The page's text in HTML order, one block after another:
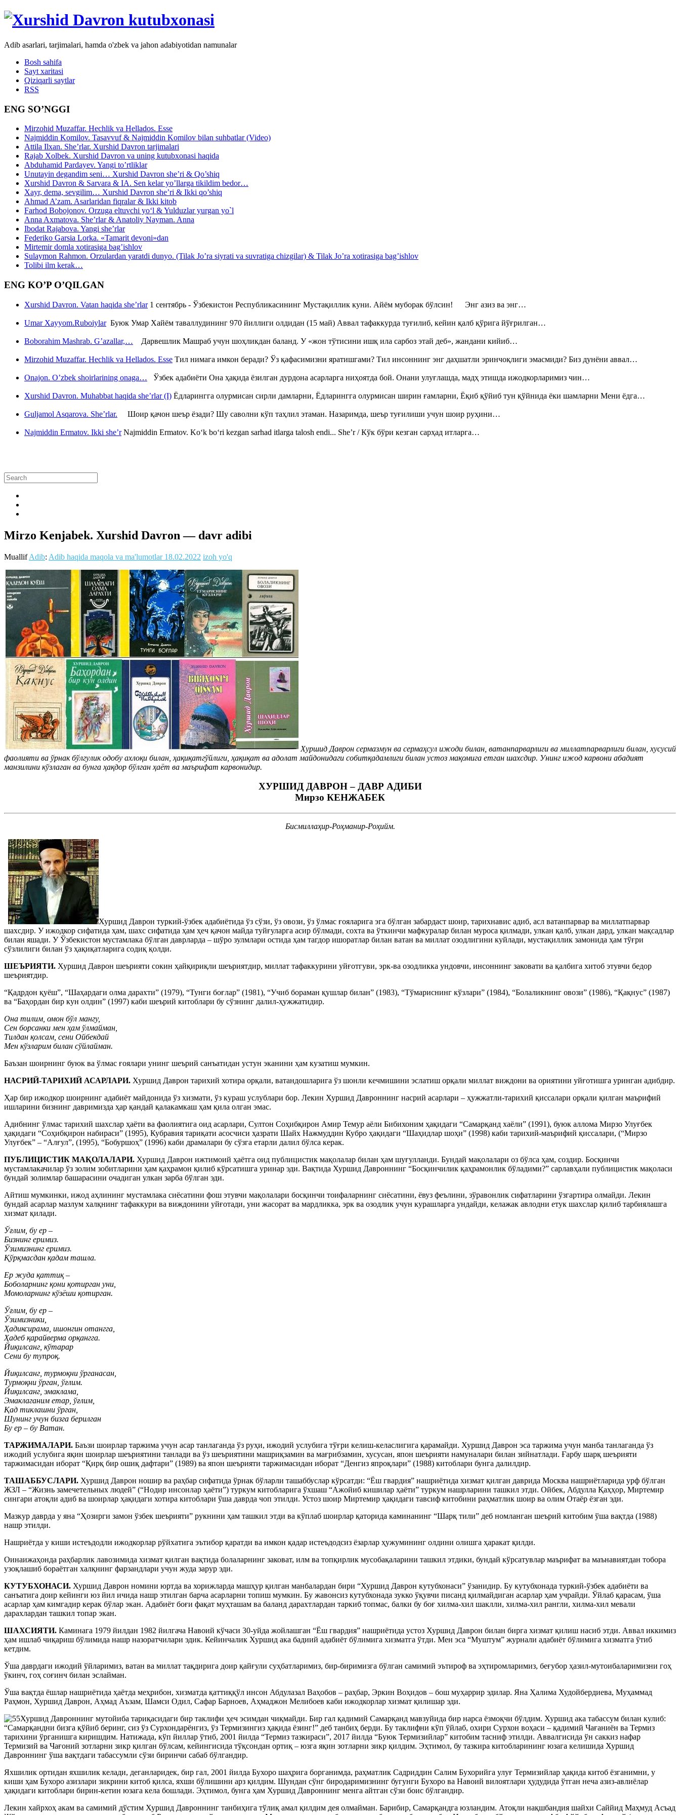
Adib asarlari, tarjimalari, hamda o'zbek va jahon adabiyotidan namunalar
Bosh sahifa
Sayt xaritasi
Qiziqarli saytlar
RSS
ENG SO’NGGI
Mirzohid Muzaffar. Hechlik va Hellados. Esse
Najmiddin Komilov. Tasavvuf & Najmiddin Komilov bilan suhbatlar (Video)
Attila Ilxan. She’rlar. Xurshid Davron tarjimalari
Rajab Xolbek. Xurshid Davron va uning kutubxonasi haqida
Abduhamid Pardayev. Yangi to’rtliklar
Unutayin degandim seni… Xurshid Davron she’ri & Qo’shiq
Xurshid Davron & Sarvara & IA. Sen kelar yo’llarga tikildim bedor…
Xayr, dema, sevgilim… Xurshid Davron she’ri & Ikki qo’shiq
Ahmad A’zam. Asarlaridan fiqralar & Ikki kitob
Farhod Bobojonov. Orzuga eltuvchi yo‘l & Yulduzlar yurgan yo`l
Anna Axmatova. She’rlar & Anatoliy Nayman. Anna
Ibodat Rajabova. Yangi she’rlar
Federiko Garsia Lorka. «Tamarit devoni»dan
Mirtemir domla xotirasiga bag’ishlov
Sulaymon Rahmon. Orzulardan yaratdi dunyo. (Tilak Jo’ra siyrati va suvratiga chizgilar) & Tilak Jo’ra xotirasiga bag’ishlov
Tolibi ilm kerak…
ENG KO’P O’QILGAN
Xurshid Davron. Vatan haqida she’rlar1 сентябрь - Ўзбекистон Республикасининг Мустақиллик куни. Айём муборак бўлсин! Энг азиз ва энг…
Umar Xayyom.RuboiylarБуюк Умар Хайём таваллудининг 970 йиллиги олдидан (15 май) Аввал тафаккурда туғилиб, кейин қалб қўрига йўғрилган…
Boborahim Mashrab. G’azallar,… Дарвешлик Машраб учун шоҳликдан баланд. У «жон тўтисини ишқ ила сарбоз этай деб», жандани кийиб…
Mirzohid Muzaffar. Hechlik va Hellados. Esse Тил нимага имкон беради? Ўз қафасимизни яратишгами? Тил инсоннинг энг даҳшатли эринчоқлиги эмасмиди? Биз дунёни аввал…
Onajon. O’zbek shoirlarining onaga… Ўзбек адабиёти Она ҳақида ёзилган дурдона асарларга ниҳоятда бой. Онани улуғлашда, мадҳ этишда ижодкорларимиз чин…
Xurshid Davron. Muhabbat haqida she’rlar (I) Ёдларингга олурмисан сирли дамларни, Ёдларингга олурмисан ширин ғамларни, Ёқиб қўйиб тун қўйнида ёки шамларни Мени ёдга…
Guljamol Asqarova. She’rlar. Шоир қачон шеър ёзади? Шу саволни кўп таҳлил этаман. Назаримда, шеър туғилиши учун шоир руҳини…
Najmiddin Ermatov. Ikki she’rNajmiddin Ermatov. Ko‘k bo‘ri kezgan sarhad itlarga talosh endi... She’r / Кўк бўри кезган сарҳад итларга…
Mirzo Kenjabek. Xurshid Davron — davr adibi
MuallifAdib: Adib haqida maqola va ma'lumotlar 18.02.2022 izoh yo'q
Хуршид Даврон сермазмун ва сермаҳсул ижоди билан, ватанпарварлиги ва миллатпарварлиги билан, хусусий
фаолияти ва ўрнак бўлгулик одобу ахлоқи билан, ҳақиқатгўйлиги, ҳақиқат ва адолат майдонидаги собитқадамлиги билан устоз мақомига етган шахсдир. Унинг ижод карвони абадият
манзилини кўзлаган ва бунга ҳақдор бўлган ҳаёт ва маърифат карвонидир.
ХУРШИД ДАВРОН – ДАВР АДИБИ
Мирзо КЕНЖАБЕК
Бисмиллаҳир-Роҳманир-Роҳийм.
Хуршид Даврон туркий-ўзбек адабиётида ўз сўзи, ўз овози, ўз ўлмас ғояларига эга бўлган забардаст шоир, тарихнавис адиб, асл ватанпарвар ва миллатпарвар
шахсдир. У ижодкор сифатида ҳам, шахс сифатида ҳам ҳеч қачон майда туйғуларга асир бўлмади, сохта ва ўткинчи мафкуралар билан муроса қилмади, улкан қалб, улкан дард, улкан мақсадлар
билан яшади. У Ўзбекистон мустамлака бўлган даврларда – шўро зулмлари остида ҳам тагдор ишоратлар билан ватан ва миллат озодлигини куйлади, мустақиллик замонида ҳам тўғри
сўзлилиги билан ўз ҳақиқатларига содиқ қолди.
ШЕЪРИЯТИ. Хуршид Даврон шеърияти сокин ҳайқириқли шеъриятдир, миллат тафаккурини уйғотгуви, эрк-ва озодликка ундовчи, инсоннинг заковати ва қалбига хитоб этувчи бедор
шеъриятдир.
“Қадрдон қуёш”, “Шаҳардаги олма дарахти” (1979), “Тунги боғлар” (1981), “Учиб бораман қушлар билан” (1983), “Тўмариснинг кўзлари” (1984), “Болаликнинг овози” (1986), “Қақнус” (1987)
ва “Баҳордан бир кун олдин” (1997) каби шеърий китоблари бу сўзнинг далил-ҳужжатидир.
Она тилим, омон бўл мангу,
Сен борсанки мен ҳам ўлмайман,
Тилдан қолсам, сени Ойбекдай
Мен кўзларим билан сўйлайман.
Баъзан шоирнинг буюк ва ўлмас ғоялари унинг шеърий санъатидан устун эканини ҳам кузатиш мумкин.
НАСРИЙ-ТАРИХИЙ АСАРЛАРИ. Хуршид Даврон тарихий хотира орқали, ватандошларига ўз шонли кечмишини эслатиш орқали миллат виждони ва ориятини уйғотишга уринган адибдир.
Ҳар бир ижодкор шоирнинг адабиёт майдонида ўз хизмати, ўз кураш услублари бор. Лекин Хуршид Давроннинг насрий асарлари – ҳужжатли-тарихий қиссалари орқали қилган маърифий
ишларини бизнинг давримизда ҳар қандай қалакамкаш ҳам қила олган эмас.
Адибнинг ўлмас тарихий шахслар ҳаёти ва фаолиятига оид асарлари, Султон Соҳибқирон Амир Темур аёли Бибихоним ҳақидаги “Самарқанд хаёли” (1991), буюк аллома Мирзо Улуғбек
ҳақидаги “Соҳибқирон набираси” (1995), Кубравия тариқати асосчиси ҳазрати Шайх Нажмуддин Кубро ҳақидаги “Шаҳидлар шоҳи” (1998) каби тарихий-маърифий қиссалари, (“Мирзо
Улуғбек” – “Алғул”, (1995), “Бобуршоҳ” (1996) каби драмалари бу сўзга етарли далил бўлса керак.
ПУБЛИЦИСТИК МАҚОЛАЛАРИ. Хуршид Даврон ижтимоий ҳаётга оид публицистик мақолалар билан ҳам шуғулланди. Бундай мақолалари оз бўлса ҳам, создир. Босқинчи
мустамлакачилар ўз золим зобитларини ҳам қаҳрамон қилиб кўрсатишга уринар эди. Вақтида Хуршид Давроннинг “Босқинчилик қаҳрамонлик бўладими?” сарлавҳали публицистик мақоласи
бундай золимлар башарасини очадиган улкан зарба бўлган эди.
Айтиш мумкинки, ижод аҳлининг мустамлака сиёсатини фош этувчи мақолалари босқинчи тоифаларнинг сиёсатини, ёвуз феълини, зўравонлик сифатларини ўзгартира олмайди. Лекин
бундай асарлар мазлум халқнинг тафаккури ва виждонини уйғотади, уни жасорат ва мардликка, эрк ва озодлик учун курашларга ундайди, келажак авлодни етук шахслар қилиб тарбиялашга
хизмат қилади.
Ўғлим, бу ер –
Бизнинг еримиз.
Ўзимизнинг еримиз.
Қўрқмасдан қадам ташла.
Ер жуда қаттиқ –
Боболарнинг қони қотирган уни,
Момоларнинг кўзёши қотирган.
Ўғлим, бу ер –
Ўзимизники,
Ҳадиксирама, ишонгин отангга,
Ҳадеб қарайверма орқангга.
Йиқилсанг, кўтарар
Сени бу тупроқ.
Йиқилсанг, турмоқни ўрганасан,
Турмоқни ўрган, ўғлим.
Йиқилсанг, эмаклама,
Эмаклаганим етар, ўғлим,
Қад тиклашни ўрган,
Шунинг учун бизга берилган
Бу ер – бу Ватан.
ТАРЖИМАЛАРИ. Баъзи шоирлар таржима учун асар танлаганда ўз руҳи, ижодий услубига тўғри келиш-келаслигига қарамайди. Хуршид Даврон эса таржима учун манба танлаганда ўз
ижодий услубига яқин шоирлар шеъриятини танлади ва ўз шеъриятини машриқзамин ва мағрибзамин, хусусан, япон шеърияти намуналари билан зийнатлади. Ғарбу шарқ шеърияти
таржимасидан иборат “Қирқ бир ошиқ дафтари” (1989) ва япон шеърияти таржимасидан иборат “Денгиз япроқлари” (1988) китоблари бунга далилдир.
ТАШАББУСЛАРИ. Хуршид Даврон ношир ва раҳбар сифатида ўрнак бўларли ташаббуслар кўрсатди: “Ёш гвардия” нашриётида хизмат қилган даврида Москва нашриётларида урф бўлган
ЖЗЛ – “Жизнь замечетельных людей” (“Нодир инсонлар ҳаёти”) туркум китобларига ўхшаш “Ажойиб кишилар ҳаёти” туркум нашрларини ташкил этди. Ойбек, Абдулла Қаҳҳор, Миртемир
сингари атоқли адиб ва шоирлар ҳақидаги хотира китоблари ўша даврда чоп этилди. Устоз шоир Миртемир ҳақидаги тавсиф китобини раҳматлик шоир ва олим Отаёр ёзган эди.
Мазкур даврда у яна “Ҳозирги замон ўзбек шеърияти” рукнини ҳам ташкил этди ва кўплаб шоирлар қаторида каминанинг “Шарқ тили” деб номланган шеърий китобим ўша вақтда (1988)
нашр этилди.
Нашриётда у киши истеъдодли ижодкорлар рўйхатига эътибор қаратди ва имкон қадар истеъдодсиз ёзарлар ҳужумининг олдини олишга ҳаракат қилди.
Оинаижаҳонда раҳбарлик лавозимида хизмат қилган вақтида болаларнинг заковат, илм ва топқирлик мусобақаларини ташкил этдики, бундай кўрсатувлар маърифат ва маънавиятдан тобора
узоқлашиб бораётган халқнинг фарзандлари учун жуда зарур эди.
КУТУБХОНАСИ. Хуршид Даврон номини юртда ва хорижларда машҳур қилган манбалардан бири “Хуршид Даврон кутубхонаси” ўзанидир. Бу кутубхонада туркий-ўзбек адабиёти ва
санъатига доир кейинги юз йил ичида нашр этилган барча асарларни топиш мумкин. Бу жавонсиз кутубхонада зукко ўқувчи писанд қилмайдиган асарлар ҳам учрайди. Ўйлаб қарасам, ўша
асарлар ҳам кимгадир керак бўлар экан. Адабиёт боғи фақат муҳташам ва баланд дарахтлардан таркиб топмас, балки бу боғ хилма-хил шаклли, хилма-хил рангли, хилма-хил мевали
дарахлардан ташкил топар экан.
ШАХСИЯТИ. Каминага 1979 йилдан 1982 йилгача Навоий кўчаси 30-уйда жойлашган “Ёш гвардия” нашриётида устоз Хуршид Даврон билан бирга хизмат қилиш насиб этди. Аввал иккимиз
ҳам ишлаб чиқариш бўлимида нашр назоратчилари эдик. Кейинчалик Хуршид ака бадиий адабиёт бўлимига хизматга ўтди. Мен эса “Муштум” журнали адабиёт бўлимига хизматга ўтиб
кетдим.
Ўша даврдаги ижодий ўйларимиз, ватан ва миллат тақдирига доир қайғули суҳбатларимиз, бир-биримизга бўлган самимий эътироф ва эҳтиромларимиз, беғубор ҳазил-мутоибаларимизни гоҳ
ўкинч, гоҳ соғинч билан эслайман.
Ўша вақтда ёшлар нашриётида ҳаётда меҳрибон, хизматда қаттиққўл инсон Абдулазал Ваҳобов – раҳбар, Эркин Воҳидов – бош муҳаррир эдилар. Яна Ҳалима Худойбердиева, Муҳаммад
Раҳмон, Хуршид Даврон, Аҳмад Аъзам, Шамси Одил, Сафар Барноев, Аҳмаджон Мелибоев каби ижодкорлар хизмат қилишар эди.
Хуршид Давроннинг мутойиба тариқасидаги бир таклифи ҳеч эсимдан чиқмайди. Бир гал қадимий Самарқанд мавзуйида бир нарса ёзмоқчи бўлдим. Хуршид ака табассум билан кулиб:
“Самарқандни бизга қўйиб беринг, сиз ўз Сурхондарёнгиз, ўз Термизингиз ҳақида ёзинг!” деб танбиҳ берди. Бу таклифни кўп ўйлаб, охири Сурхон воҳаси – қадимий Чағаниён ва Термиз
тарихини ўрганишга киришдим. Натижада, кўп йиллар ўтиб, 2001 йилда “Термиз тазкираси”, 2017 йилда “Буюк Термизийлар” китобим тасниф этилди. Аввалгисида ўн саккиз нафар
Термизий ва Чағоний зотларни зикр қилган бўлсам, кейингисида тўқсондан ортиқ – юзга яқин зотларни зикр қилдим. Эҳтимол, бу тазкира китобларининг юзага келишида Хуршид
Давроннинг ўша вақтдаги табассумли сўзи биринчи сабаб бўлгандир.
Яхшилик ортидан яхшилик келади, деганларидек, бир гал, 2001 йилда Бухоро шаҳрига борганимда, раҳматлик Садриддин Салим Бухорийга улуғ Термизийлар ҳақида китоб ёзганимни, у
киши ҳам Бухоро азизлари зикрини китоб қилса, яхши бўлишини арз қилдим. Шундан сўнг биродаримизнинг бугунги Бухоро ва Навоий вилоятлари ҳудудида ўтган неча азиз-авлиёлар
ҳақидаги китоблари бирин-кетин юзага кела бошлади. Эҳтимол, бунга ҳам Хуршид Давроннинг менга айтган сўзи боис бўлгандир.
Лекин хайрхоҳ акам ва самимий дўстим Хуршид Давроннинг танбиҳига тўлиқ амал қилдим дея олмайман. Барибир, Самарқандга юзландим. Атоқли нақшбандия шайхи Саййид Маҳмуд Асъад